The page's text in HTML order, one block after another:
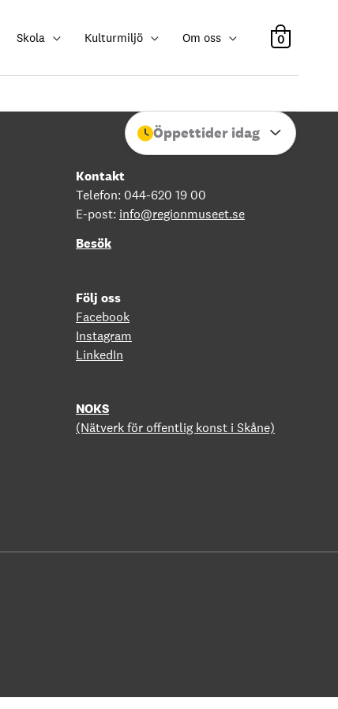
Öppettider idag Stäng
Skola Kulturmiljö Om oss 0
Kontakt
Telefon: 044-620 19 00
E-post: info@regionmuseet.se
Besök
Följ oss
Facebook
Instagram
LinkedIn
NOKS
(Nätverk för offentlig konst i Skåne)